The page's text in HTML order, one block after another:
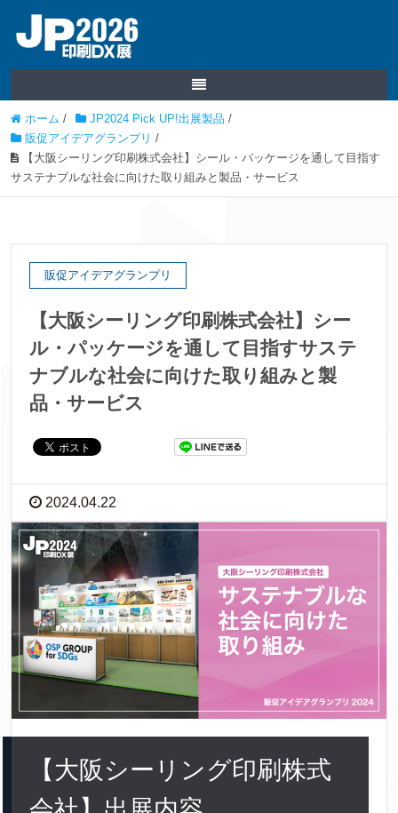
ホーム / JP2024 Pick UP!出展製品 /
販促アイデアグランプリ /
【大阪シーリング印刷株式会社】シール・パッケージを通して目指す
サステナブルな社会に向けた取り組みと製品・サービス
販促アイデアグランプリ
【大阪シーリング印刷株式会社】シー
ル・パッケージを通して目指すサステ
ナブルな社会に向けた取り組みと製
品・サービス
2024.04.22
【大阪シーリング印刷株式